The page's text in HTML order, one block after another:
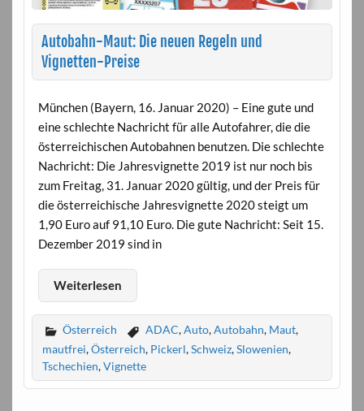
Autobahn-Maut: Die neuen Regeln und
Vignetten-Preise
München (Bayern, 16. Januar 2020) – Eine gute und
eine schlechte Nachricht für alle Autofahrer, die die
österreichischen Autobahnen benutzen. Die schlechte
Nachricht: Die Jahresvignette 2019 ist nur noch bis
zum Freitag, 31. Januar 2020 gültig, und der Preis für
die österreichische Jahresvignette 2020 steigt um
1,90 Euro auf 91,10 Euro. Die gute Nachricht: Seit 15.
Dezember 2019 sind in
Weiterlesen
Österreich ADAC,Auto,Autobahn, Maut,
mautfrei,Österreich, Pickerl,Schweiz,Slowenien,
Tschechien,Vignette